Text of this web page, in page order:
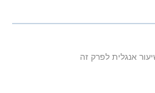
אנגלית לפרק זה